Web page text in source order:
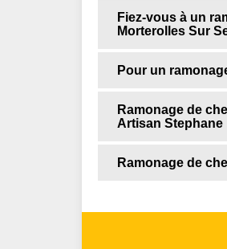
Fiez-vous à un
Morterolles Sur
Pour un
Ramonage de
Artisan Stephane
Ramonage de